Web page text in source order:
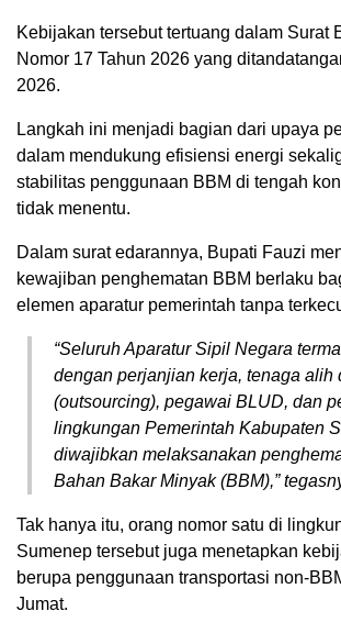
Kebijakan tersebut tertuang dalam Surat
Nomor 17 Tahun 2026 yang
2026.
Langkah ini menjadi bagian dari upaya
dalam mendukung efisiensi energi
stabilitas penggunaan BBM di tengah
tidak menentu.
Dalam surat edarannya, Bupati Fauzi
kewajiban penghematan BBM berlaku
elemen aparatur pemerintah tanpa
“Seluruh Aparatur Sipil Negara
dengan perjanjian kerja, tenaga alih
(outsourcing), pegawai BLUD, dan
lingkungan Pemerintah Kabupaten
diwajibkan melaksanakan
Bahan Bakar Minyak (BBM),”
Tak hanya itu, orang nomor satu di
Sumenep tersebut juga menetapkan
berupa penggunaan transportasi non-
Jumat.